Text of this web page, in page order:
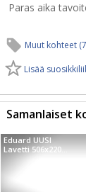
Paras aika
Muut kohteet
Lisää
Samanlaiset
Eduard UUSI
Lavetti 506x220...